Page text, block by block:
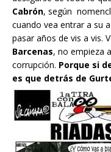
Cabrón, según
cuando vea entrar a su
pasar años de vis a vis.
Barcenas, no empieza
corrupción. Porque si
es que detrás de